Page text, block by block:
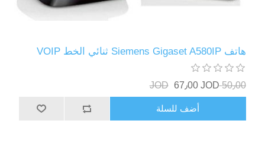
هاتف Siemens Gigaset A580IP ثنائي الخط VOIP
50٫00 JOD 67٫00 JOD
أضف للسلة